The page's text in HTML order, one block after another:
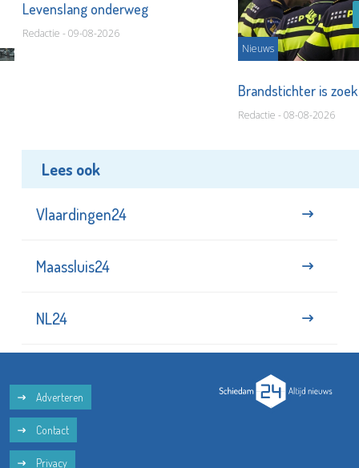
Levenslang onderweg
Redactie - 09-08-2026
Nieuws
Brandstichter is
Redactie - 08-08-2026
Lees ook
Vlaardingen24
Maassluis24
NL24
Adverteren
Contact
Privacy